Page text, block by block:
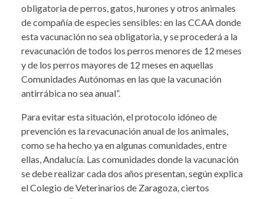
obligatoria de perros, gatos, hurones y otros animales
de compañía de especies sensibles: en las CCAA donde
esta vacunación no sea obligatoria, y se procederá a la
revacunación de todos los perros menores de 12 meses
y de los perros mayores de 12 meses en aquellas
Comunidades Autónomas en las que la vacunación
antirrábica no sea anual”.
Para evitar esta situación, el protocolo idóneo de
prevención es la revacunación anual de los animales,
como se ha hecho ya en algunas comunidades, entre
ellas, Andalucía. Las comunidades donde la vacunación
se debe realizar cada dos años presentan, según explica
el Colegio de Veterinarios de Zaragoza, ciertos